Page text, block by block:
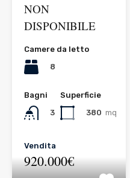
NON
DISPONIBILE
Camere da letto
8
Bagni
3
Superficie
380 mq
Vendita
920.000€